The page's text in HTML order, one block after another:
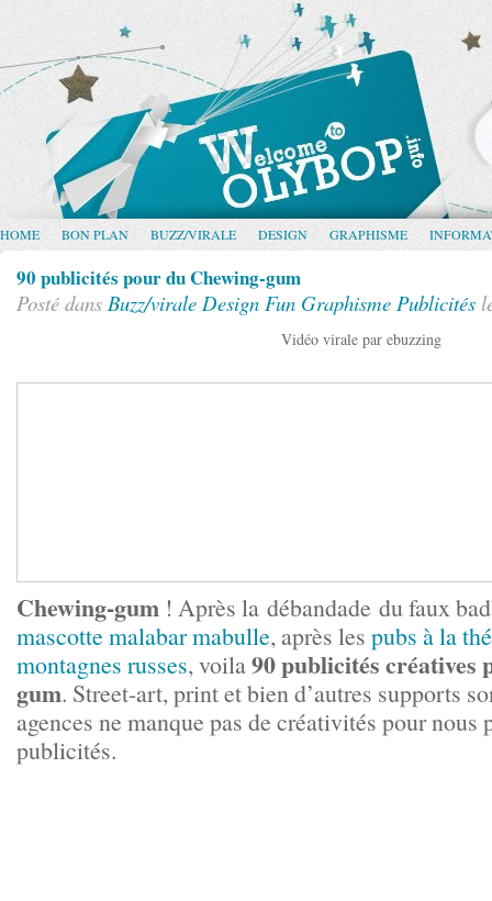
HOME BON PLAN BUZZ/VIRALE DESIGN GRAPHISME
90 publicités pour du Chewing-gum
Posté dans Buzz/virale Design Fun Graphisme Publicités
Vidéo virale par ebuzzing
Chewing-gum ! Après la débandade du faux
mascotte malabar mabulle, après les pubs à la
montagnes russes, voila90 publicités créatives
gum. Street-art, print et bien d’autres supports
agences ne manque pas de créativités pour nous
publicités.